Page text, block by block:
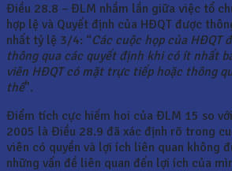
Điều 28.8 – ĐLM nhầm lần giữa việc tổ
hợp lệ và Quyết định của HĐQT được
nhất tỷ lệ 3/4: “Các cuộc họp của HĐQT
thông qua các quyết định khi có ít nhất
viên HĐQT có mặt trực tiếp hoặc thông
thế”.
Điểm tích cực hiếm hoi của ĐLM 15 so
2005 là Điều 28.9 đã xác định rõ trong
viên có quyền và lợi ích liên quan không
những vấn đề liên quan đến lợi ích của